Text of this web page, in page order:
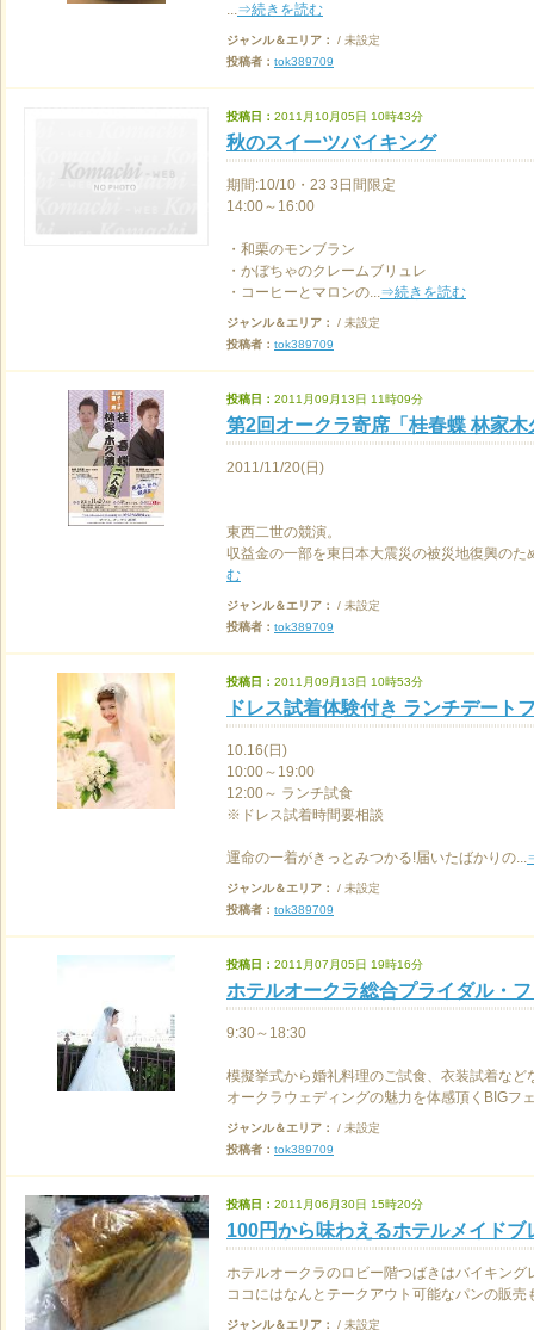
...⇒続きを読む
ジャンル＆エリア：
/ 未設定
投稿者： tok389709
投稿日： 2011月10月05日 10時43分
秋のスイーツバイキング
期間:10/10・23 3日間限定
14:00～16:00
・和栗のモンブラン
・かぼちゃのクレームブリュレ
・コーヒーとマロンの...⇒続きを読む
ジャンル＆エリア：
/ 未設定
投稿者： tok389709
投稿日： 2011月09月13日 11時09分
第2回オークラ寄席「桂春蝶 林家木
2011/11/20(日)
東西二世の競演。
収益金の一部を東日本大震災の被災地復興の
む
ジャンル＆エリア：
/ 未設定
投稿者： tok389709
投稿日： 2011月09月13日 10時53分
ドレス試着体験付き ランチデート
10.16(日)
10:00～19:00
12:00～ ランチ試食
※ドレス試着時間要相談
運命の一着がきっとみつかる!届いたばかりの...
ジャンル＆エリア：
/ 未設定
投稿者： tok389709
投稿日： 2011月07月05日 19時16分
ホテルオークラ総合プライダル・
9:30～18:30
模擬挙式から婚礼料理のご試食、衣装試着など
オークラウェディングの魅力を体感頂くBIGフ
ジャンル＆エリア：
/ 未設定
投稿者： tok389709
投稿日： 2011月06月30日 15時20分
100円から味わえるホテルメイドブ
ホテルオークラのロビー階つばきはバイキング
ココにはなんとテークアウト可能なパンの販売
ジャンル＆エリア：
/ 未設定